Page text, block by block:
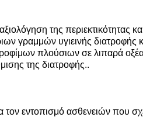
της
γραμμών υγιεινής διατροφής
πλούσιων σε λιπαρά
της διατροφής..
εντοπισμό ασθενειών που